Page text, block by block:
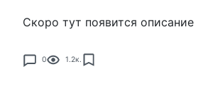
Скоро тут появится описание
0 1.2к.